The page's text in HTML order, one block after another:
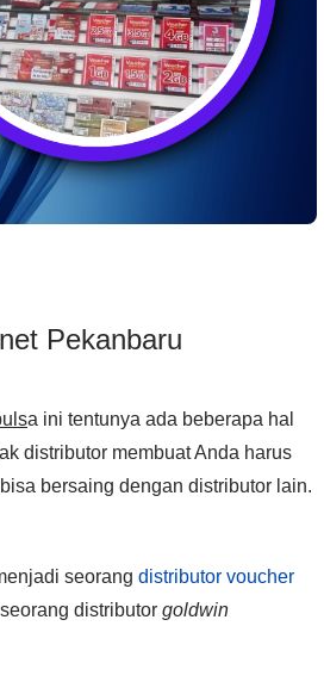
Pekanbaru
a ini tentunya ada beberapa hal
distributor membuat Anda harus
bersaing dengan distributor lain.
seorang distributor voucher
distributor goldwin